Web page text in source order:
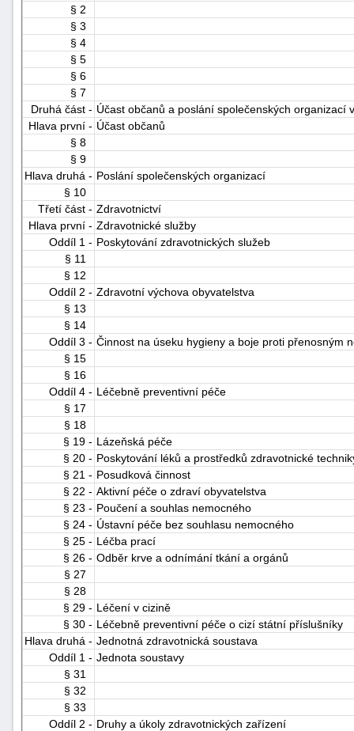
§ 2
§ 3
§ 4
§ 5
§ 6
§ 7
Druhá část - Účast občanů a poslání společenských organizací
Hlava první - Účast občanů
§ 8
§ 9
Hlava druhá - Poslání společenských organizací
§ 10
Třetí část - Zdravotnictví
Hlava první - Zdravotnické služby
Oddíl 1 - Poskytování zdravotnických služeb
§ 11
§ 12
Oddíl 2 - Zdravotní výchova obyvatelstva
§ 13
§ 14
Oddíl 3 - Činnost na úseku hygieny a boje proti přenosným
§ 15
§ 16
Oddíl 4 - Léčebně preventivní péče
§ 17
§ 18
§ 19 - Lázeňská péče
§ 20 - Poskytování léků a prostředků zdravotnické
§ 21 - Posudková činnost
§ 22 - Aktivní péče o zdraví obyvatelstva
§ 23 - Poučení a souhlas nemocného
§ 24 - Ústavní péče bez souhlasu nemocného
§ 25 - Léčba prací
§ 26 - Odběr krve a odnímání tkání a orgánů
§ 27
§ 28
§ 29 - Léčení v cizině
§ 30 - Léčebně preventivní péče o cizí státní příslušníky
Hlava druhá - Jednotná zdravotnická soustava
Oddíl 1 - Jednota soustavy
§ 31
§ 32
§ 33
Oddíl 2 - Druhy a úkoly zdravotnických zařízení
"náhradě
škod"